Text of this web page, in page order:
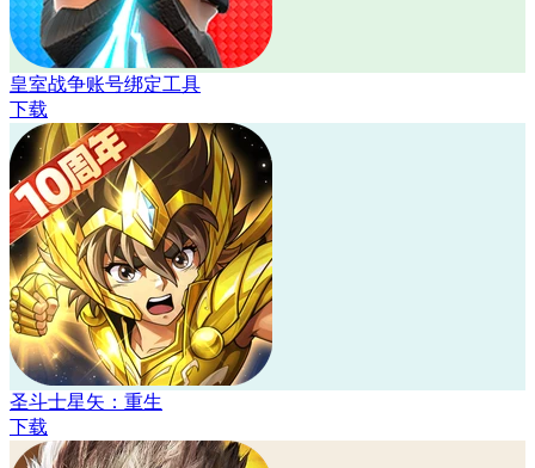
皇室战争账号绑定工具
下载
圣斗士星矢：重生
下载